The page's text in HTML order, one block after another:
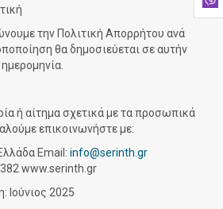
την Πολιτική Απορρήτου ανά
θα δημοσιεύεται σε αυτήν
ή αίτημα σχετικά με τα προσωπικά
επικοινωνήστε με:
Email: info@serinth.gr
www.serinth.gr
Ιούνιος 2025